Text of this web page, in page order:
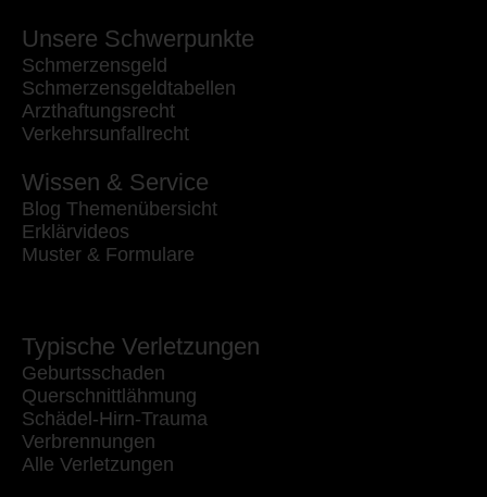
Unsere Schwerpunkte
Schmerzensgeld
Schmerzensgeldtabellen
Arzthaftungsrecht
Verkehrsunfallrecht
Wissen & Service
Blog Themenübersicht
Erklärvideos
Muster & Formulare
Typische Verletzungen
Geburtsschaden
Querschnittlähmung
Schädel-Hirn-Trauma
Verbrennungen
Alle Verletzungen